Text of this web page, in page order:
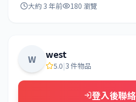
大約 3 年前 180 瀏覽
W west
5.0|3 件物品
登入後聯絡